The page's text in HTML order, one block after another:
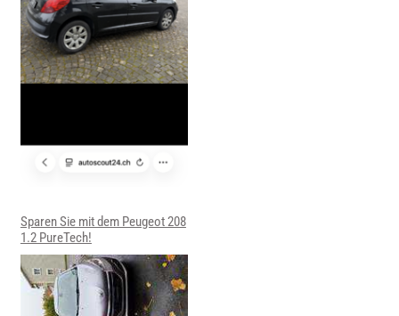
Sparen Sie mit dem Peugeot 208
1.2 PureTech!